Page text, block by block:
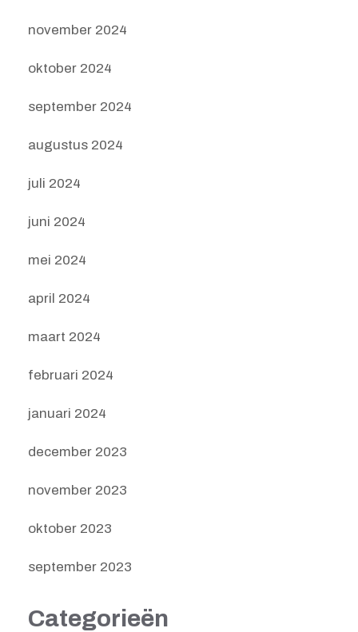
november 2024
oktober 2024
september 2024
augustus 2024
juli 2024
juni 2024
mei 2024
april 2024
maart 2024
februari 2024
januari 2024
december 2023
november 2023
oktober 2023
september 2023
Categorieën